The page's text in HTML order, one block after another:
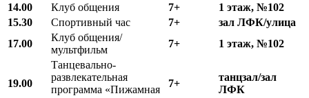
14.00
Клуб общения 7+
1 этаж, №102
15.30
Спортивный час 7+
зал ЛФК/улица
17.00
Клуб общения/
мультфильм
7+ 1 этаж, №102
19.00
Танцевально-
развлекательная
программа «Пижамная
7+
танцзал/зал
ЛФК